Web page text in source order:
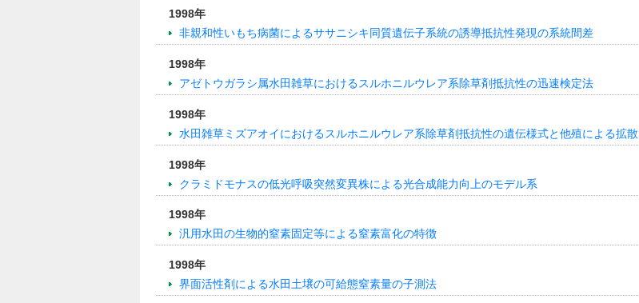
1998年
非親和性いもち病菌によるササニシキ同質遺伝子系統の誘導抵抗性発現の系統間差
1998年
アゼトウガラシ属水田雑草におけるスルホニルウレア系除草剤抵抗性の迅速検定法
1998年
水田雑草ミズアオイにおけるスルホニルウレア系除草剤抵抗性の遺伝様式と他殖による拡散
1998年
クラミドモナスの低光呼吸突然変異株による光合成能力向上のモデル系
1998年
汎用水田の生物的窒素固定等による窒素富化の特徴
1998年
界面活性剤による水田土壌の可給態窒素量の子測法